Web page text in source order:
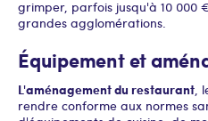
grimper, parfois jusqu'à 10 000
grandes agglomérations.
Équipement et
L'aménagement du restaurant
rendre conforme aux normes